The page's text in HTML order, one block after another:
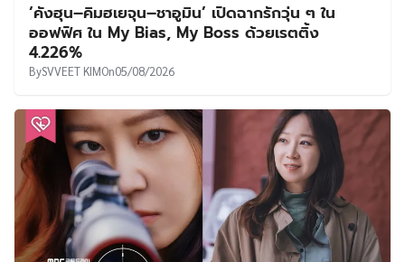
‘คังฮุน–คิมฮเยจุน–ชาอูมิน’ เปิดฉากรักวุ่น ๆ ใน
ออฟฟิศ ใน My Bias, My Boss ด้วยเรตติ้ง
4.226%
BySVVEET KIMOn05/08/2026